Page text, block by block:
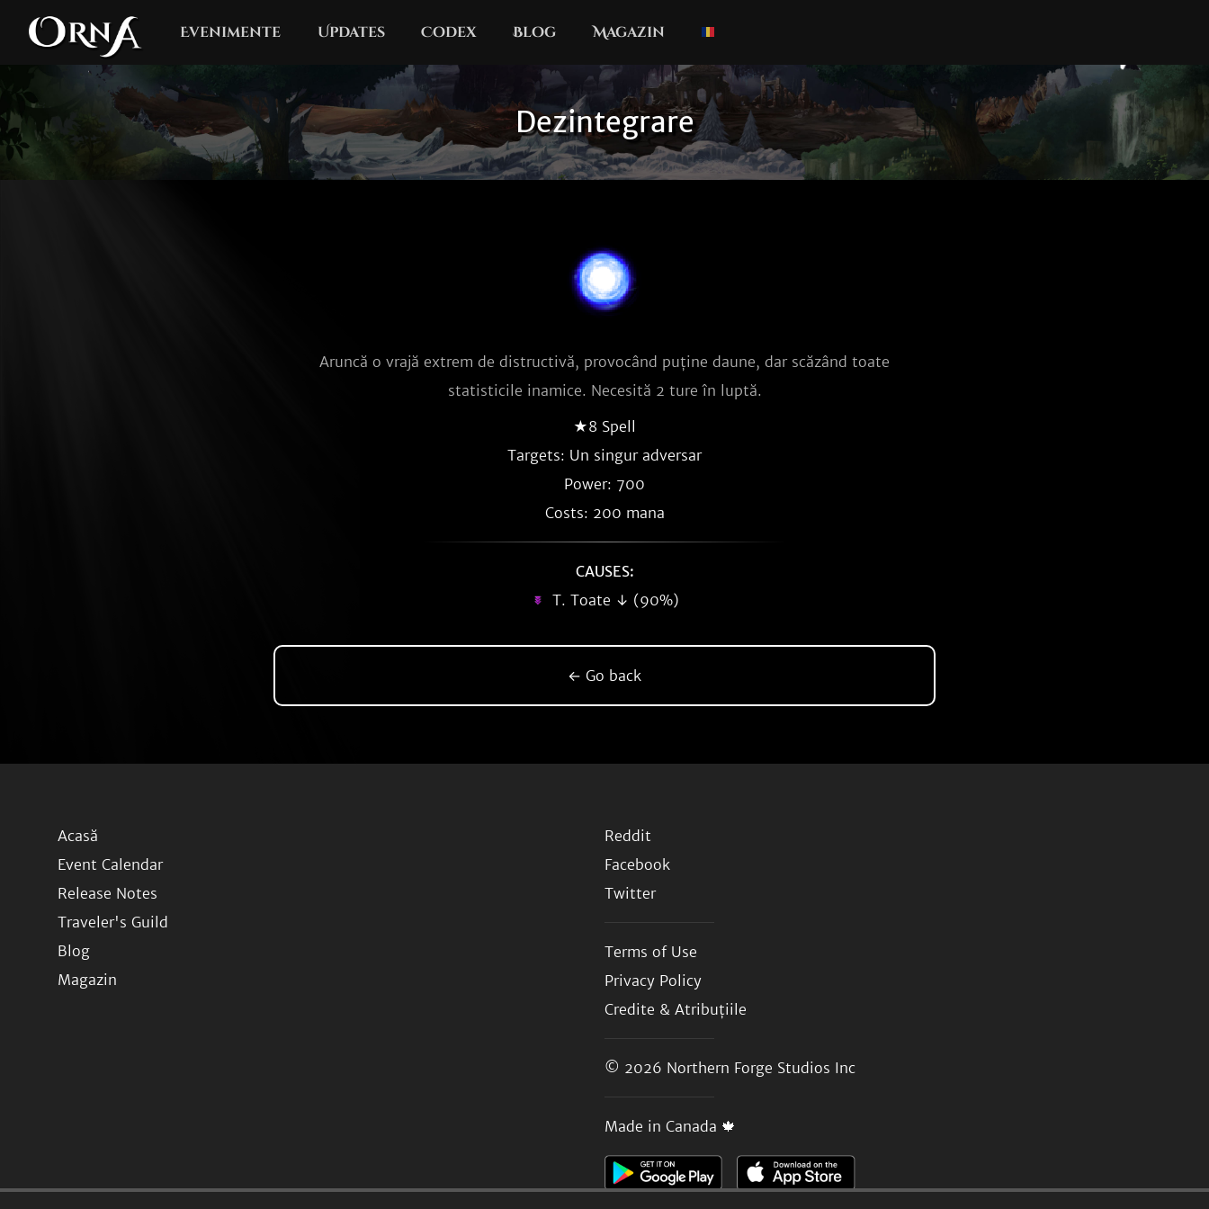
Evenimente Updates Codex Blog Magazin
Dezintegrare
Aruncă o vrajă extrem de distructivă, provocând puține daune, dar scăzând toate
statisticile inamice. Necesită 2 ture în luptă.
★8 Spell
Targets: Un singur adversar
Power: 700
Costs: 200 mana
CAUSES:
T. Toate ↓ (90%)
← Go back
Acasă
Event Calendar
Release Notes
Traveler's Guild
Blog
Magazin
Reddit
Facebook
Twitter
Terms of Use
Privacy Policy
Credite & Atribuțiile
© 2026 Northern Forge Studios Inc
Made in Canada 🍁